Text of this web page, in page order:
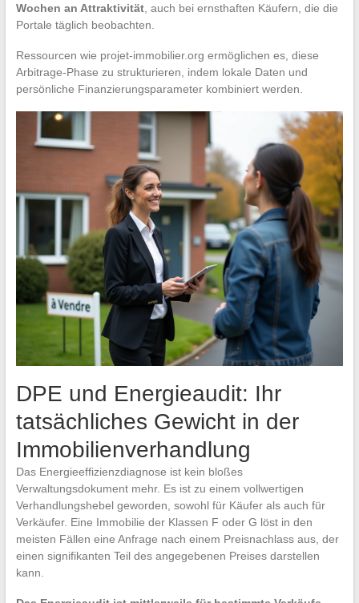
Wochen an Attraktivität, auch bei ernsthaften Käufern, die die
Portale täglich beobachten.
Ressourcen wie projet-immobilier.org ermöglichen es, diese
Arbitrage-Phase zu strukturieren, indem lokale Daten und
persönliche Finanzierungsparameter kombiniert werden.
DPE und Energieaudit: Ihr
tatsächliches Gewicht in der
Immobilienverhandlung
Das Energieeffizienzdiagnose ist kein bloßes
Verwaltungsdokument mehr. Es ist zu einem vollwertigen
Verhandlungshebel geworden, sowohl für Käufer als auch für
Verkäufer. Eine Immobilie der Klassen F oder G löst in den
meisten Fällen eine Anfrage nach einem Preisnachlass aus, der
einen signifikanten Teil des angegebenen Preises darstellen
kann.